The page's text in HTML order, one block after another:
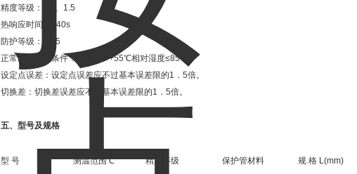
精度等级：1.0、1.5
热响应时间：≤40s
防护等级：IP55
正常工作大气条件：温度-25-+55℃相对湿度≤85﹪。
设定点误差：设定点误差应不过基本误差限的1．5倍。
切换差：切换差误差应不过基本误差限的1．5倍。
五、型号及规格
型 号 测温范围℃ 精度等级 保护管材料 规 格 L(mm)